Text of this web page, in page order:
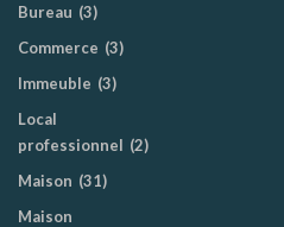
Bureau (3)
Commerce (3)
Immeuble (3)
Local
professionnel (2)
Maison (31)
Maison